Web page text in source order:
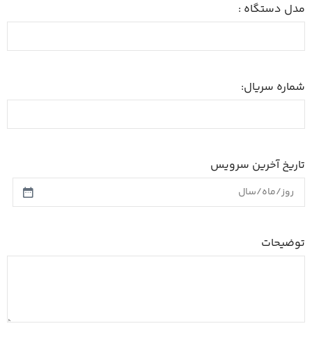
مدل دستگاه :
شماره سریال:
تاریخ آخرین سرویس
توضیحات